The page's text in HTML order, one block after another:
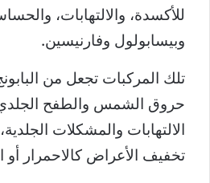
للأكسدة، والالتهابات،
وبيسابولول وفارنيسين.
تلك المركبات تجعل من
حروق الشمس والطفح
الالتهابات والمشكلات
تخفيف الأعراض كالاحمرار أو